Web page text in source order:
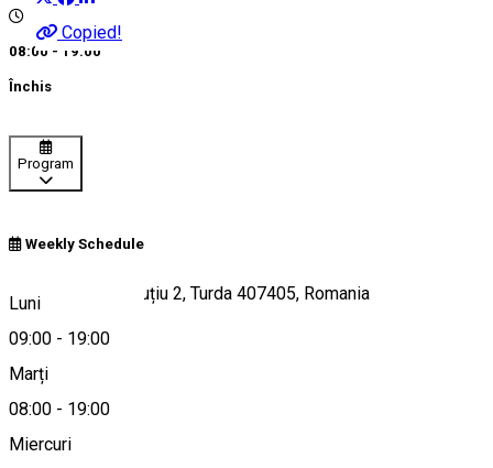
Copied!
08:00 - 19:00
Închis
Program
Weekly Schedule
Luni
09:00 - 19:00
Marți
08:00 - 19:00
Miercuri
Strada Șterca Șuluțiu 2, Turda 407405, Romania
Hartă